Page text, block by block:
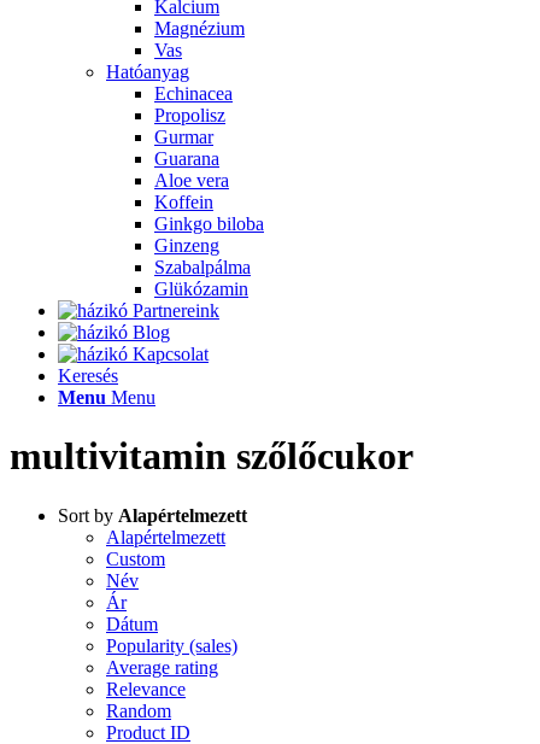
Kalcium
Magnézium
Vas
Hatóanyag
Echinacea
Propolisz
Gurmar
Guarana
Aloe vera
Koffein
Ginkgo biloba
Ginzeng
Szabalpálma
Glükózamin
Partnereink
Blog
Kapcsolat
Keresés
Menu Menu
multivitamin szőlőcukor
Sort by Alapértelmezett
Alapértelmezett
Custom
Név
Ár
Dátum
Popularity (sales)
Average rating
Relevance
Random
Product ID